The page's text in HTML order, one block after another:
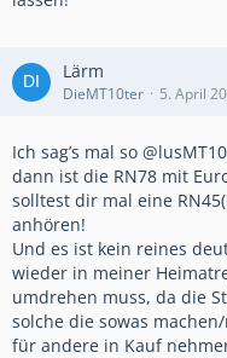
Lärm
DieMT10ter 5. April
Ich sag’s mal so
dann ist die RN78 mit
solltest dir mal eine
anhören!
Und es ist kein reines
wieder in meiner
umdrehen muss, da die
solche die sowas
für andere in Kauf